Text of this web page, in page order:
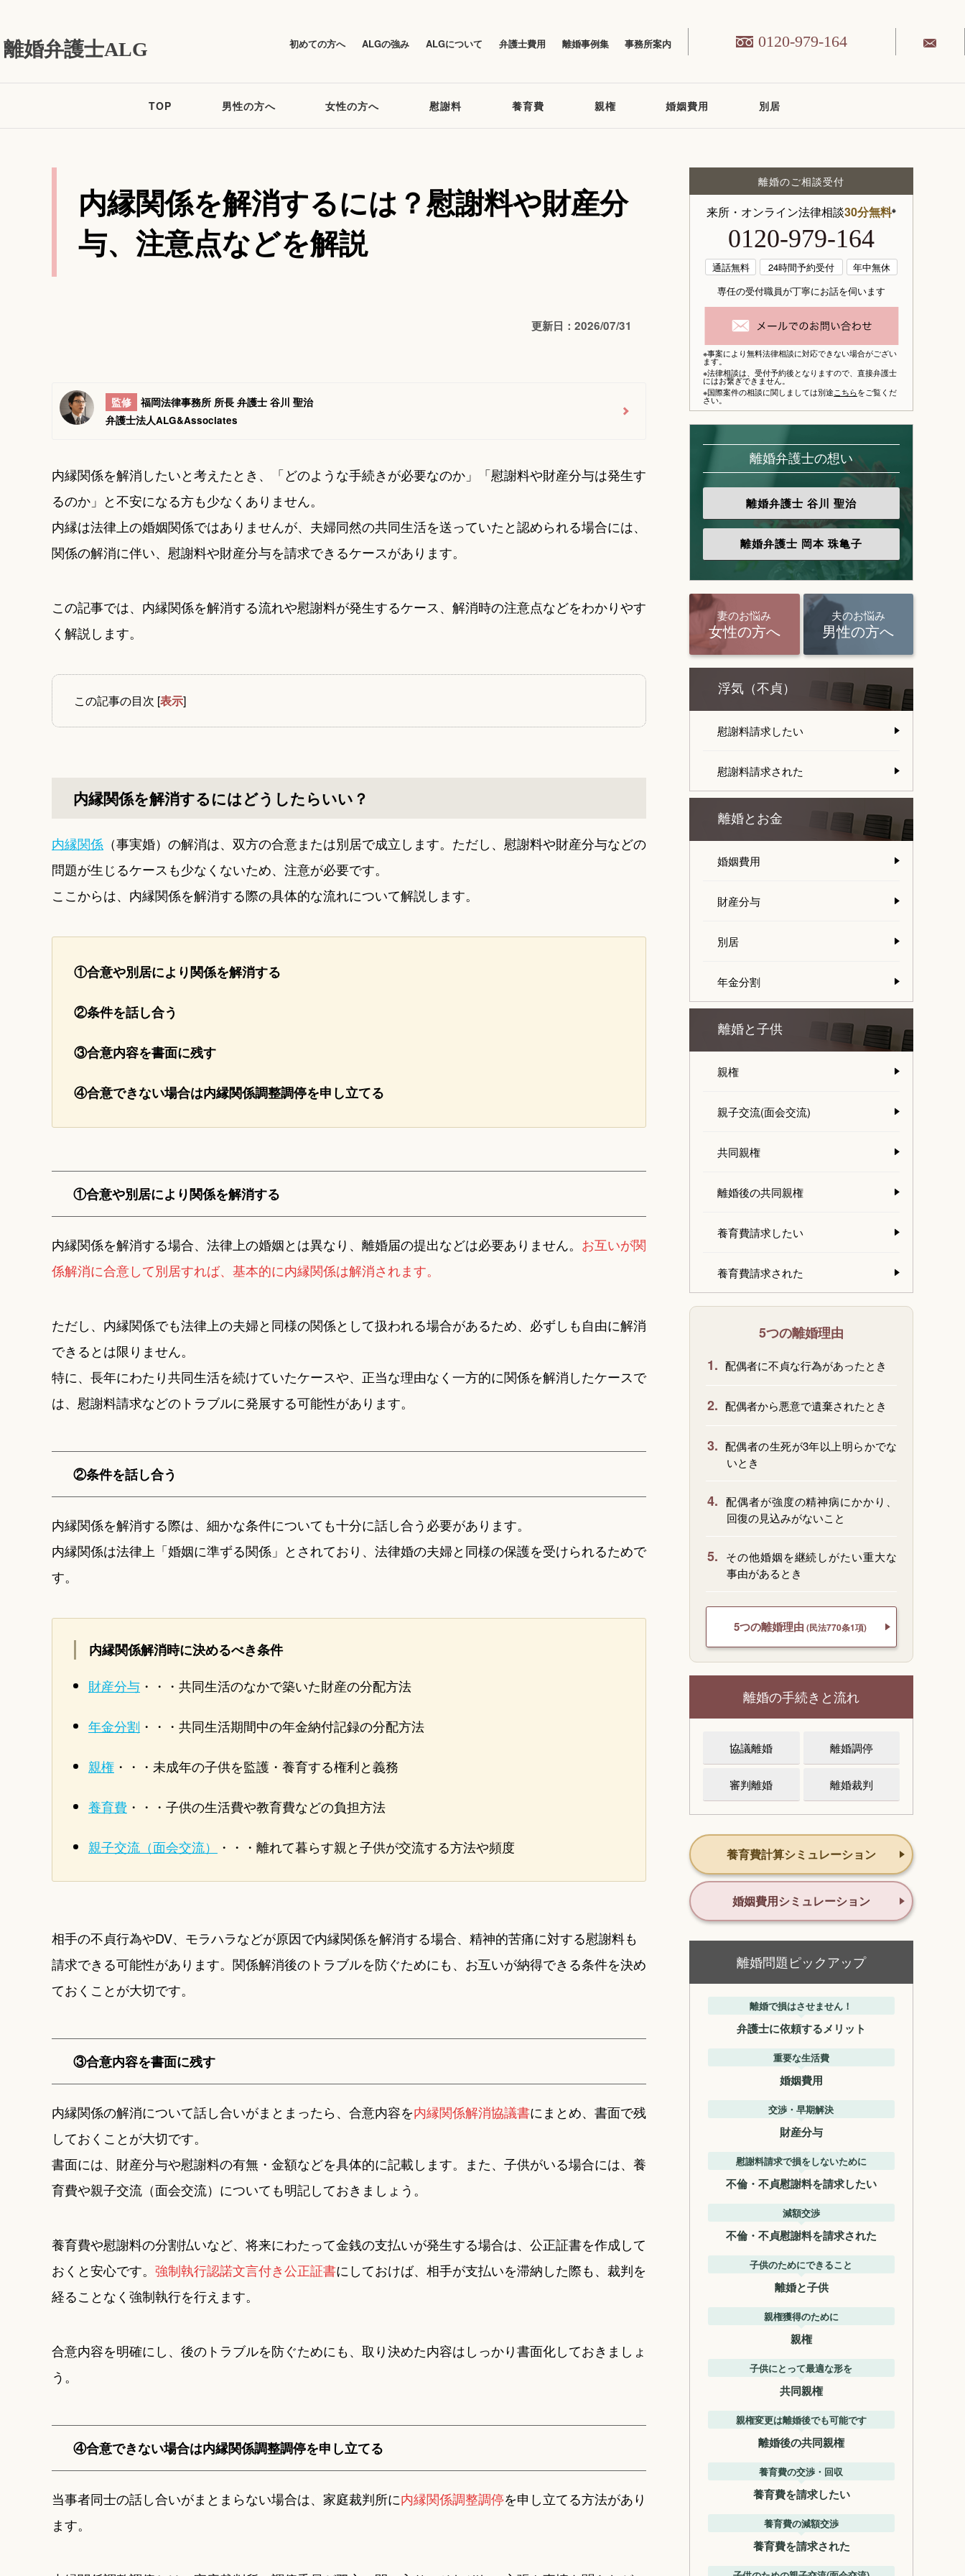
離婚弁護士ALG 初めての方へ ALGの強み ALGについて 弁護士費用 離婚事例集 事務所案内 0120-979-164
TOP 男性の方へ 女性の方へ 慰謝料 養育費 親権 婚姻費用 別居
内縁関係を解消するには？慰謝料や財産分
与、注意点などを解説
更新日：2026/07/31
監修
福岡法律事務所 所長 弁護士 谷川 聖治
弁護士法人ALG&Associates
内縁関係を解消したいと考えたとき、「どのような手続きが必要なのか」「慰謝料や財産分与は発生す
るのか」と不安になる方も少なくありません。
内縁は法律上の婚姻関係ではありませんが、夫婦同然の共同生活を送っていたと認められる場合には、
関係の解消に伴い、慰謝料や財産分与を請求できるケースがあります。
この記事では、内縁関係を解消する流れや慰謝料が発生するケース、解消時の注意点などをわかりやす
く解説します。
この記事の目次 [表示]
内縁関係を解消するにはどうしたらいい？
内縁関係 （事実婚）の解消は、双方の合意または別居で成立します。ただし、慰謝料や財産分与などの
問題が生じるケースも少なくないため、注意が必要です。
ここからは、内縁関係を解消する際の具体的な流れについて解説します。
①合意や別居により関係を解消する
②条件を話し合う
③合意内容を書面に残す
④合意できない場合は内縁関係調整調停を申し立てる
①合意や別居により関係を解消する
内縁関係を解消する場合、法律上の婚姻とは異なり、離婚届の提出などは必要ありません。 お互いが関
係解消に合意して別居すれば、基本的に内縁関係は解消されます。
ただし、内縁関係でも法律上の夫婦と同様の関係として扱われる場合があるため、必ずしも自由に解消
できるとは限りません。
特に、長年にわたり共同生活を続けていたケースや、正当な理由なく一方的に関係を解消したケースで
は、慰謝料請求などのトラブルに発展する可能性があります。
②条件を話し合う
内縁関係を解消する際は、細かな条件についても十分に話し合う必要があります。
内縁関係は法律上「婚姻に準ずる関係」とされており、法律婚の夫婦と同様の保護を受けられるためで
す。
内縁関係解消時に決めるべき条件
財産分与 ・・・共同生活のなかで築いた財産の分配方法
年金分割 ・・・共同生活期間中の年金納付記録の分配方法
親権 ・・・未成年の子供を監護・養育する権利と義務
養育費 ・・・子供の生活費や教育費などの負担方法
親子交流（面会交流） ・・・離れて暮らす親と子供が交流する方法や頻度
相手の不貞行為やDV、モラハラなどが原因で内縁関係を解消する場合、精神的苦痛に対する慰謝料も
請求できる可能性があります。関係解消後のトラブルを防ぐためにも、お互いが納得できる条件を決め
ておくことが大切です。
③合意内容を書面に残す
内縁関係の解消について話し合いがまとまったら、合意内容を内縁関係解消協議書にまとめ、書面で残
しておくことが大切です。
書面には、財産分与や慰謝料の有無・金額などを具体的に記載します。また、子供がいる場合には、養
育費や親子交流（面会交流）についても明記しておきましょう。
養育費や慰謝料の分割払いなど、将来にわたって金銭の支払いが発生する場合は、公正証書を作成して
おくと安心です。 強制執行認諾文言付き公正証書にしておけば、相手が支払いを滞納した際も、裁判を
経ることなく強制執行を行えます。
合意内容を明確にし、後のトラブルを防ぐためにも、取り決めた内容はしっかり書面化しておきましょ
う。
④合意できない場合は内縁関係調整調停を申し立てる
当事者同士の話し合いがまとまらない場合は、家庭裁判所に内縁関係調整調停を申し立てる方法があり
ます。
離婚のご相談受付
来所・オンライン法律相談30分無料※
0120-979-164
通話無料 24時間予約受付
年中無休
専任の受付職員が丁寧にお話を伺います
※事案により無料法律相談に対応できない場合がござい
ます。
※法律相談は、 受付予約後となりますので、 直接弁護士
にはお繋ぎできません。
※国際案件の相談に関しましては別途こちらをご覧くだ
さい。
離婚弁護士の想い
離婚弁護士 谷川 聖治
離婚弁護士 岡本 珠亀子
妻のお悩み
女性の方へ
夫のお悩み
男性の方へ
浮気（不貞）
慰謝料請求したい
慰謝料請求された
離婚とお金
婚姻費用
財産分与
別居
年金分割
離婚と子供
親権
親子交流(面会交流)
共同親権
離婚後の共同親権
養育費請求したい
養育費請求された
5つの離婚理由
1. 配偶者に不貞な行為があったとき
2. 配偶者から悪意で遺棄されたとき
3. 配偶者の生死が3年以上明らかでな
いとき
4. 配偶者が強度の精神病にかかり、
回復の見込みがないこと
5.
その他婚姻を継続しがたい重大な
事由があるとき
5つの離婚理由 (民法770条1項)
離婚の手続きと流れ
協議離婚 離婚調停
審判離婚 離婚裁判
養育費計算シミュレーション
婚姻費用シミュレーション
離婚問題ピックアップ
離婚で損はさせません！
弁護士に依頼するメリット
重要な生活費
婚姻費用
交渉・早期解決
財産分与
慰謝料請求で損をしないために
不倫・不貞慰謝料を請求したい
減額交渉
不倫・不貞慰謝料を請求された
子供のためにできること
離婚と子供
親権獲得のために
親権
子供にとって最適な形を
共同親権
親権変更は離婚後でも可能です
離婚後の共同親権
養育費の交渉・回収
養育費を請求したい
養育費の減額交渉
養育費を請求された